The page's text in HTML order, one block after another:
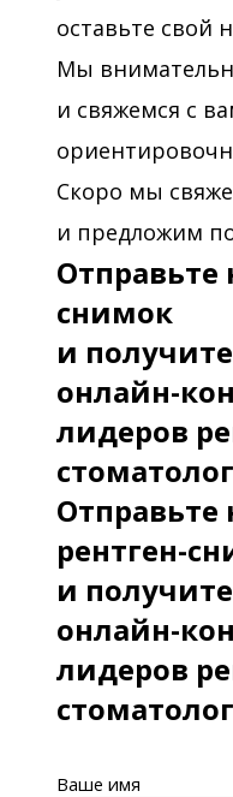
оставьте свой
Мы
и свяжемся с
Скоро мы
и предложим
Отправьте
снимок
и
онлайн-
лидеров
Отправьте
рентген-
и
онлайн-
лидеров
Ваше имя